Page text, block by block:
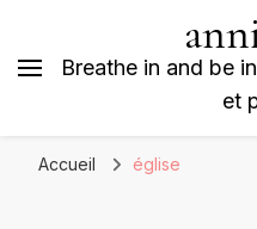
Breathe in and be
et
Accueil église